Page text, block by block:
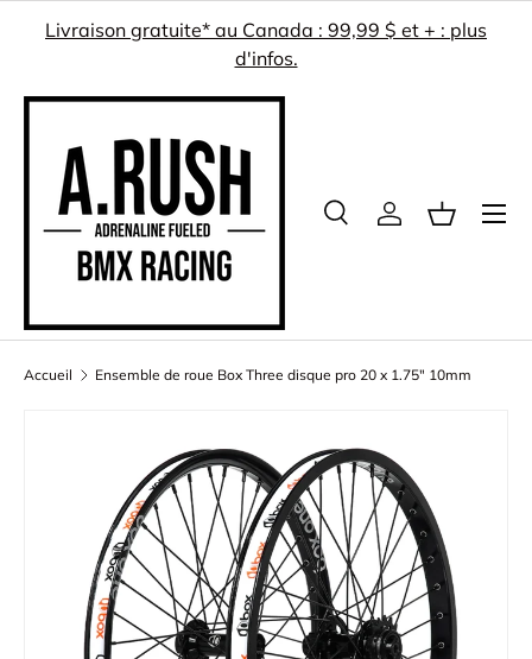
ALLER AU CONTENU
Livraison gratuite* au Canada : 99,99 $ et + : plus
d'infos.
Recherche
RechercheSe connecter
Panier
Menu
Accueil Ensemble de roue Box Three disque pro 20 x 1.75" 10mm